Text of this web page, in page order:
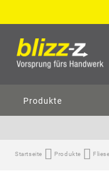
Produkte
Startseite Produkte